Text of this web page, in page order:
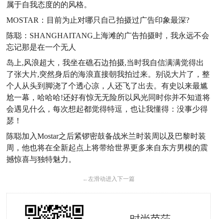
属于自我态度的的风格。
MOSTAR：目前为止对哪只自己拍摄过广告印象最深?
陈聪：SHANGHAITANG上海滩的广告拍摄时，我永远不会
忘记那是在一个无人
岛上,风浪超大，我坐在礁石边拍摄,当时我自信满满觉得出
了张大片,突然身后的海浪直接朝我拍过来。别说大片了，整
个人从头到脚浇了个透心凉，人还飞了出去。有史以来最尴
尬一幕，哈哈哈!还好有惊无无险所以风光同时你并不知道将
会遇见什么，每次想起都觉得特逗，也让我懂得：没事少得
瑟！
陈聪加入Mostar之后紧锣密鼓备战米兰时装周以及巴黎时装
周，他也将在全新起点上将带给世界更多来自东方男模的震
撼惊喜与独特魅力。
←左滑动进入下一篇